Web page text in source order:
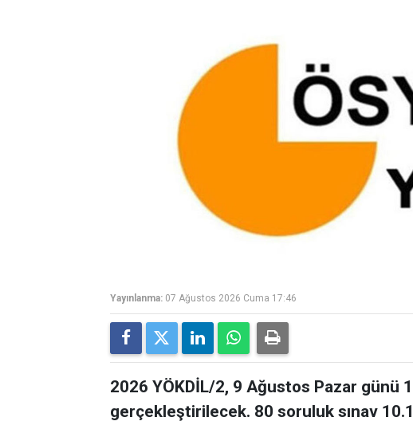
Yayınlanma: 07 Ağustos 2026 Cuma 17:46
2026 YÖKDİL/2, 9 Ağustos Pazar günü
gerçekleştirilecek. 80 soruluk sınav